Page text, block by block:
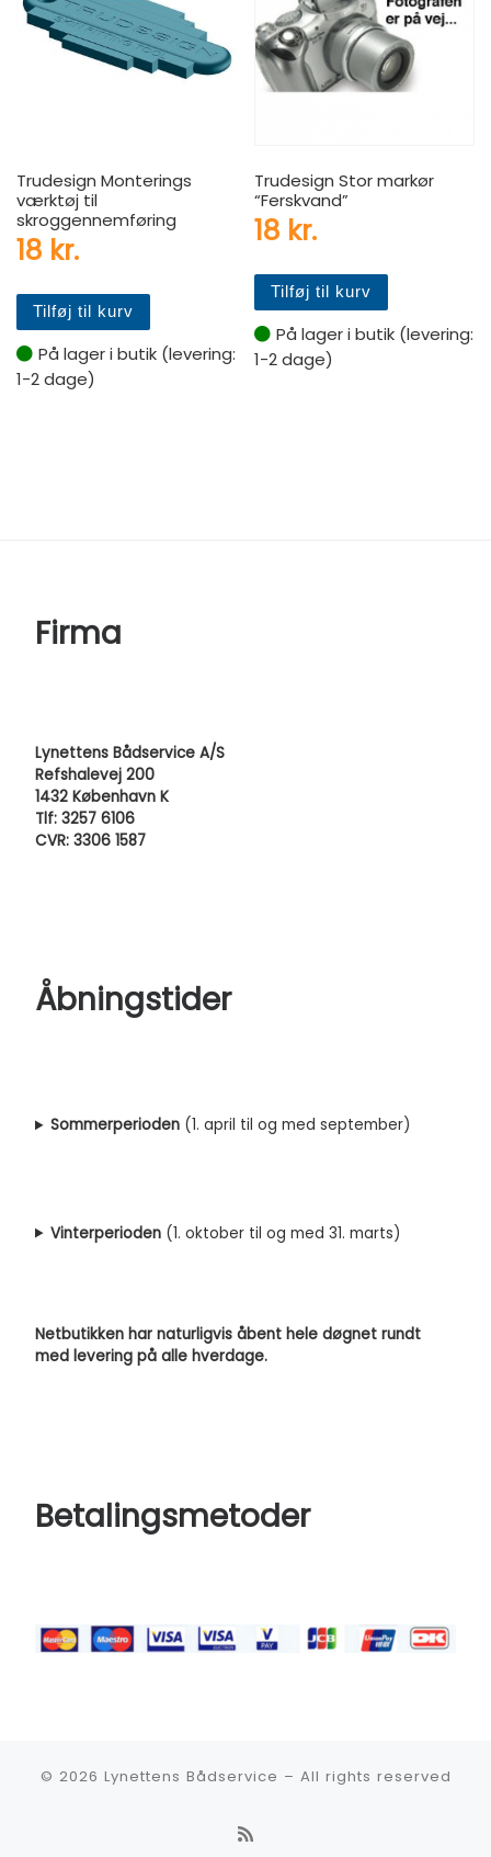
Trudesign Monterings
værktøj til
skroggennemføring
18 kr.
Tilføj til kurv
På lager i butik (levering:
1-2 dage)
Trudesign Stor markør
“Ferskvand”
18 kr.
Tilføj til kurv
På lager i butik (levering:
1-2 dage)
Firma
Lynettens Bådservice A/S
Refshalevej 200
1432 København K
Tlf: 3257 6106
CVR: 3306 1587
Åbningstider
Sommerperioden (1. april til og med september)
Vinterperioden (1. oktober til og med 31. marts)
Netbutikken har naturligvis åbent hele døgnet rundt
med levering på alle hverdage.
Betalingsmetoder
© 2026 Lynettens Bådservice – All rights reserved